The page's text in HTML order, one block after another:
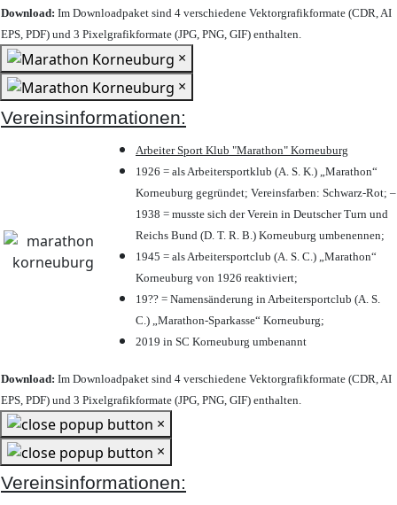
Download: Im Downloadpaket sind 4 verschiedene Vektorgrafikformate (CDR, AI
EPS, PDF) und 3 Pixelgrafikformate (JPG, PNG, GIF) enthalten.
×
×
Vereinsinformationen:
Arbeiter Sport Klub "Marathon" Korneuburg
1926 = als Arbeitersportklub (A. S. K.) „Marathon“
Korneuburg gegründet; Vereinsfarben: Schwarz-Rot; –
1938 = musste sich der Verein in Deutscher Turn und
Reichs Bund (D. T. R. B.) Korneuburg umbenennen;
1945 = als Arbeitersportclub (A. S. C.) „Marathon“
Korneuburg von 1926 reaktiviert;
19?? = Namensänderung in Arbeitersportclub (A. S.
C.) „Marathon-Sparkasse“ Korneuburg;
2019 in SC Korneuburg umbenannt
Download: Im Downloadpaket sind 4 verschiedene Vektorgrafikformate (CDR, AI
EPS, PDF) und 3 Pixelgrafikformate (JPG, PNG, GIF) enthalten.
×
×
Vereinsinformationen: